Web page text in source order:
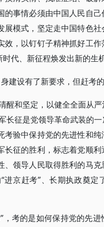
事情必须由中国人民自
模式，坚定走中国特色
，以钉钉子精神抓好工
代、新征程焕发出新的生
建设有了新要求，但赶考
醒和坚定，以健全全面从
长征是党领导革命武装的
验中保持党的先进性和
征的胜利，标志着党顺
领导人民取得胜利的马克
京赶考”、长期执政奠定
考的是如何保持党的先